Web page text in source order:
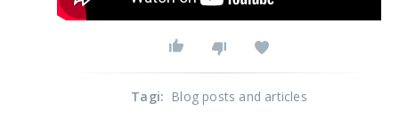
Tagi: Blog posts and articles